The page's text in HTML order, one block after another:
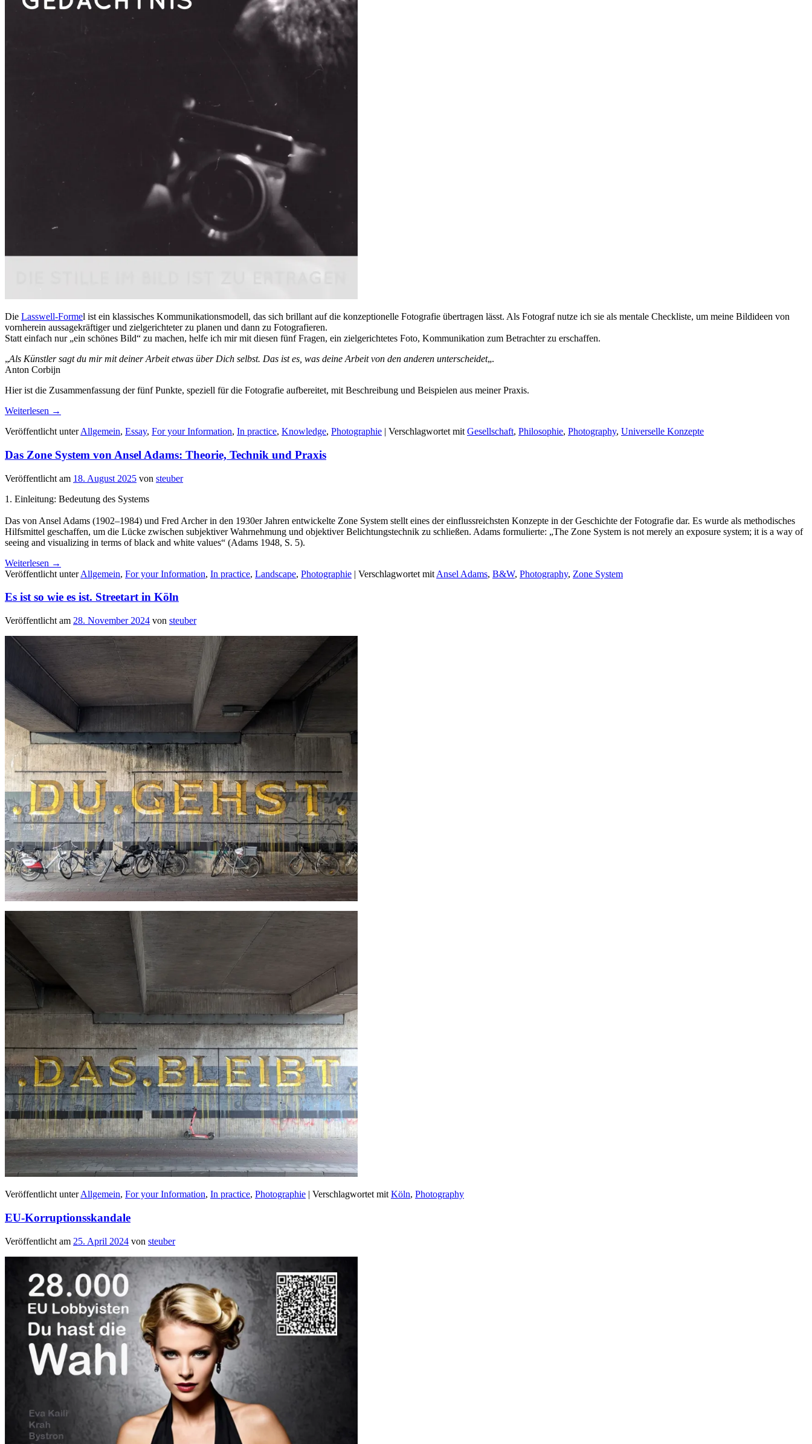
Die Lasswell-Formel ist ein klassisches Kommunikationsmodell, das sich brillant auf die konzeptionelle Fotografie übertragen lässt. Als Fotograf nutze ich sie als mentale Checkliste, um meine Bildideen von
vornherein aussagekräftiger und zielgerichteter zu planen und dann zu Fotografieren.
Statt einfach nur „ein schönes Bild“ zu machen, helfe ich mir mit diesen fünf Fragen, ein zielgerichtetes Foto, Kommunikation zum Betrachter zu erschaffen.
„Als Künstler sagt du mir mit deiner Arbeit etwas über Dich selbst. Das ist es, was deine Arbeit von den anderen unterscheidet„.
Anton Corbijn
Hier ist die Zusammenfassung der fünf Punkte, speziell für die Fotografie aufbereitet, mit Beschreibung und Beispielen aus meiner Praxis.
Weiterlesen →
Veröffentlicht unter Allgemein, Essay, For your Information, In practice, Knowledge, Photographie | Verschlagwortet mit Gesellschaft, Philosophie, Photography, Universelle Konzepte
Das Zone System von Ansel Adams: Theorie, Technik und Praxis
Veröffentlicht am 18. August 2025 von steuber
1. Einleitung: Bedeutung des Systems
Das von Ansel Adams (1902–1984) und Fred Archer in den 1930er Jahren entwickelte Zone System stellt eines der einflussreichsten Konzepte in der Geschichte der Fotografie dar. Es wurde als methodisches
Hilfsmittel geschaffen, um die Lücke zwischen subjektiver Wahrnehmung und objektiver Belichtungstechnik zu schließen. Adams formulierte: „The Zone System is not merely an exposure system; it is a way of
seeing and visualizing in terms of black and white values“ (Adams 1948, S. 5).
Weiterlesen →
Veröffentlicht unter Allgemein, For your Information, In practice, Landscape, Photographie | Verschlagwortet mit Ansel Adams, B&W, Photography, Zone System
Es ist so wie es ist. Streetart in Köln
Veröffentlicht am 28. November 2024 von steuber
Veröffentlicht unterAllgemein, For your Information, In practice, Photographie Verschlagwortet mit Köln, Photography
EU-Korruptionsskandale
Veröffentlicht am 25. April 2024 von steuber